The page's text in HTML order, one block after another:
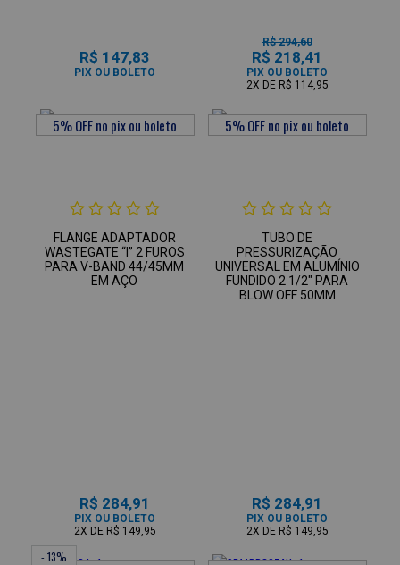
R$ 147,83
PIX OU BOLETO
R$ 294,60
R$ 218,41
PIX OU BOLETO
2X DE R$ 114,95
FLANGE ADAPTADOR
WASTEGATE “I” 2 FUROS
PARA V-BAND 44/45MM
EM AÇO
R$ 284,91
PIX OU BOLETO
2X DE R$ 149,95
TUBO DE
PRESSURIZAÇÃO
UNIVERSAL EM ALUMÍNIO
FUNDIDO 2 1/2" PARA
BLOW OFF 50MM
R$ 284,91
PIX OU BOLETO
2X DE R$ 149,95
- 13%